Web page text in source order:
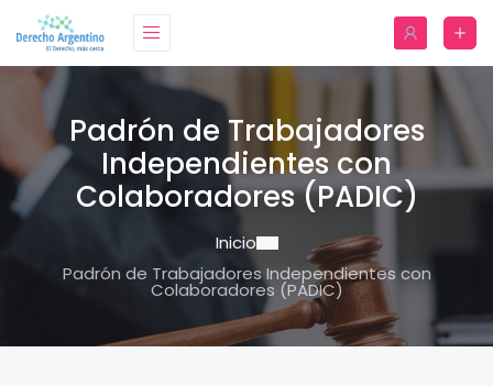
Padrón de Trabajadores
Independientes con
Colaboradores (PADIC)
Inicio
Padrón de Trabajadores Independientes con
Colaboradores (PADIC)